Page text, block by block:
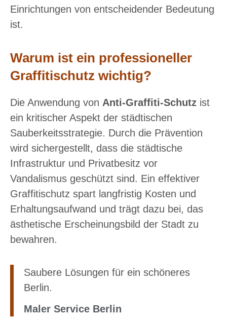
Einrichtungen von entscheidender Bedeutung
ist.
Warum ist ein professioneller
Graffitischutz wichtig?
Die Anwendung von Anti-Graffiti-Schutz ist
ein kritischer Aspekt der städtischen
Sauberkeitsstrategie. Durch die Prävention
wird sichergestellt, dass die städtische
Infrastruktur und Privatbesitz vor
Vandalismus geschützt sind. Ein effektiver
Graffitischutz spart langfristig Kosten und
Erhaltungsaufwand und trägt dazu bei, das
ästhetische Erscheinungsbild der Stadt zu
bewahren.
Saubere Lösungen für ein schöneres
Berlin.
Maler Service Berlin